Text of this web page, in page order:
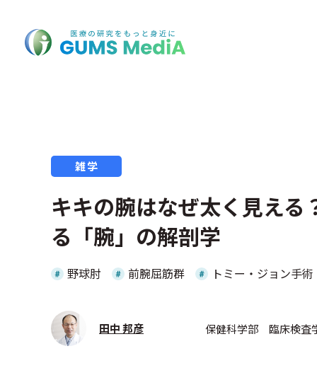
雑学
キキの腕はなぜ太く見え
る「腕」の解剖学
野球肘 前腕屈筋群 トミー・ジョン手術
田中 邦彦 保健科学部 臨床検査